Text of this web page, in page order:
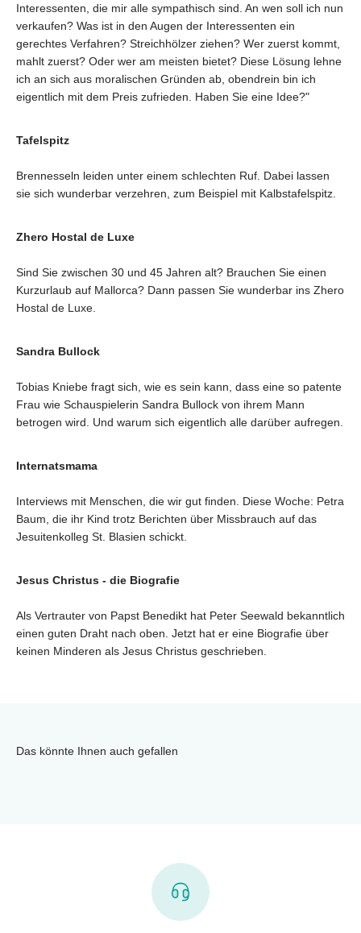
Interessenten, die mir alle sympathisch sind. An wen soll ich nun
verkaufen? Was ist in den Augen der Interessenten ein
gerechtes Verfahren? Streichhölzer ziehen? Wer zuerst kommt,
mahlt zuerst? Oder wer am meisten bietet? Diese Lösung lehne
ich an sich aus moralischen Gründen ab, obendrein bin ich
eigentlich mit dem Preis zufrieden. Haben Sie eine Idee?"
Tafelspitz
Brennesseln leiden unter einem schlechten Ruf. Dabei lassen
sie sich wunderbar verzehren, zum Beispiel mit Kalbstafelspitz.
Zhero Hostal de Luxe
Sind Sie zwischen 30 und 45 Jahren alt? Brauchen Sie einen
Kurzurlaub auf Mallorca? Dann passen Sie wunderbar ins Zhero
Hostal de Luxe.
Sandra Bullock
Tobias Kniebe fragt sich, wie es sein kann, dass eine so patente
Frau wie Schauspielerin Sandra Bullock von ihrem Mann
betrogen wird. Und warum sich eigentlich alle darüber aufregen.
Internatsmama
Interviews mit Menschen, die wir gut finden. Diese Woche: Petra
Baum, die ihr Kind trotz Berichten über Missbrauch auf das
Jesuitenkolleg St. Blasien schickt.
Jesus Christus - die Biografie
Als Vertrauter von Papst Benedikt hat Peter Seewald bekanntlich
einen guten Draht nach oben. Jetzt hat er eine Biografie über
keinen Minderen als Jesus Christus geschrieben.
Das könnte Ihnen auch gefallen